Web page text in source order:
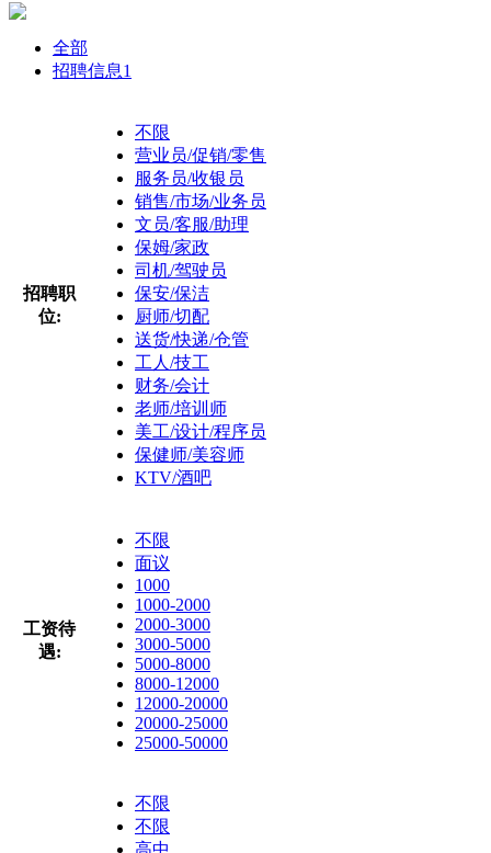
全部
招聘信息1
招聘职
位:
不限
营业员/促销/零售
服务员/收银员
销售/市场/业务员
文员/客服/助理
保姆/家政
司机/驾驶员
保安/保洁
厨师/切配
送货/快递/仓管
工人/技工
财务/会计
老师/培训师
美工/设计/程序员
保健师/美容师
KTV/酒吧
工资待
遇:
不限
面议
1000
1000-2000
2000-3000
3000-5000
5000-8000
8000-12000
12000-20000
20000-25000
25000-50000
不限
不限
高中